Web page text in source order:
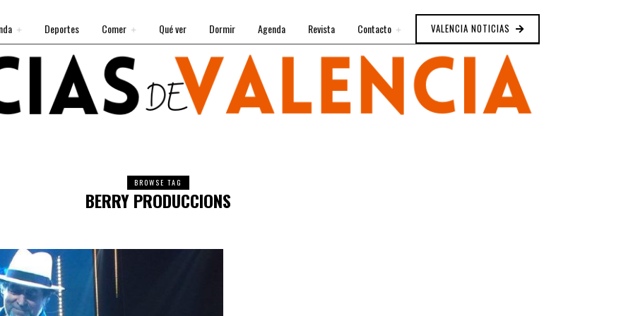
Deportes Comer Qué ver Dormir Agenda Revista Contacto VALENCIA NOTICIAS
BROWSE TAG
BERRY PRODUCCIONS